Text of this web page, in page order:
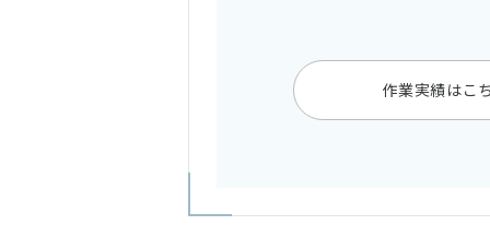
作業実績はこ